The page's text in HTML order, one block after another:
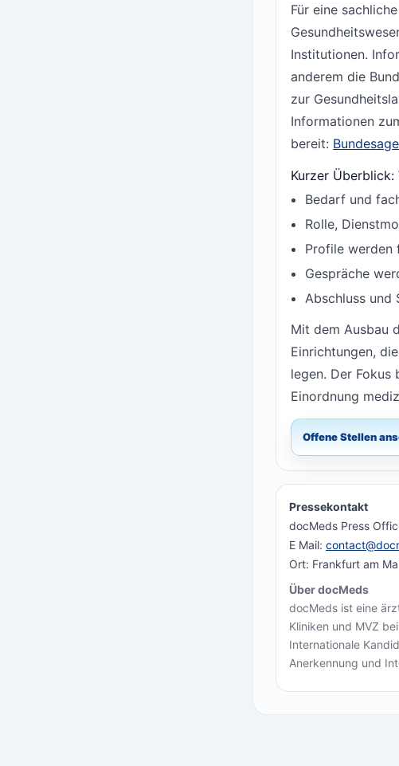
Für eine
Institutionen.
anderem die
zur
Informationen
bereit:
Kurzer
Bedarf und
Rolle,
Profile werden
Gespräche
Abschluss
Mit dem Ausbau
Einrichtungen,
legen. Der
Einordnung
Offene Stellen
Pressekontakt
docMeds Press
E Mail:
Ort: Frankfurt am
Über docMeds
docMeds ist eine
Kliniken und MVZ
Internationale
Anerkennung und